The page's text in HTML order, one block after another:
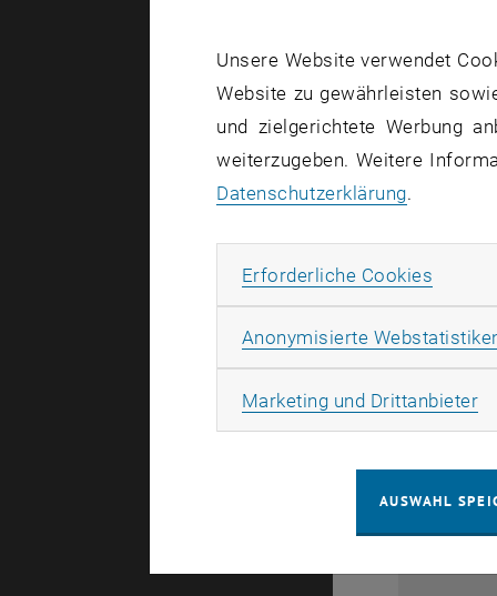
Unsere Website verwendet
Website zu gewährleisten
und zielgerichtete Werbung
weiterzugeben. Weitere
Datenschutzerklärung.
Erforderliche Cookies
Anonymisierte
Marketing und Drittanbieter
AUSWAHL